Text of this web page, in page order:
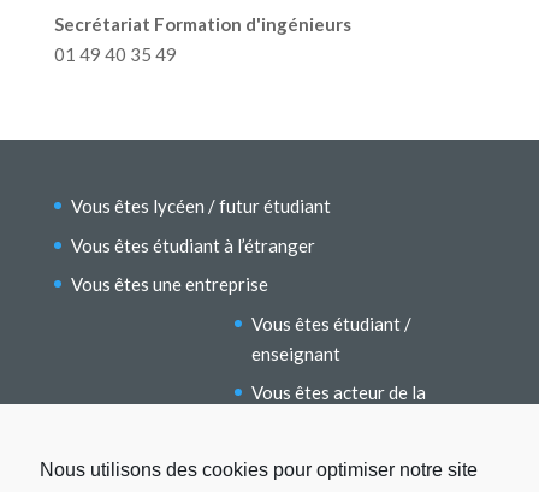
Nous utilisons des cookies pour optimiser notre site
Secrétariat Formation d'ingénieurs
01 49 40 35 49
Vous êtes lycéen / futur étudiant
Vous êtes étudiant à l’étranger
Vous êtes une entreprise
Vous êtes étudiant /
enseignant
Vous êtes acteur de la
Vous êtes un ancien étudiant